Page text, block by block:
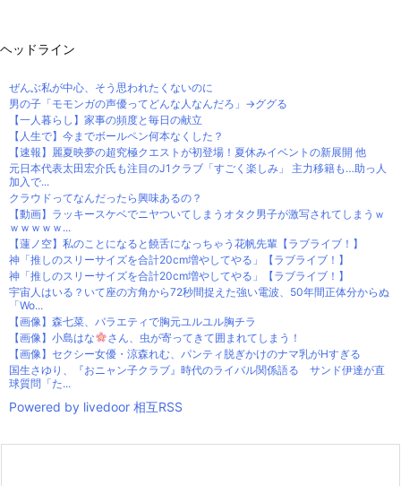
ヘッドライン
ぜんぶ私が中心、そう思われたくないのに
男の子「モモンガの声優ってどんな人なんだろ」→ググる
【一人暮らし】家事の頻度と毎日の献立
【人生で】今までボールペン何本なくした？
【速報】麗夏映夢の超究極クエストが初登場！夏休みイベントの新展開 他
元日本代表太田宏介氏も注目のJ1クラブ「すごく楽しみ」 主力移籍も…助っ人
加入で...
クラウドってなんだったら興味あるの？
【動画】ラッキースケベでニヤついてしまうオタク男子が激写されてしまうｗ
ｗｗｗｗｗ...
【蓮ノ空】私のことになると饒舌になっちゃう花帆先輩【ラブライブ！】
神「推しのスリーサイズを合計20cm増やしてやる」【ラブライブ！】
神「推しのスリーサイズを合計20cm増やしてやる」【ラブライブ！】
宇宙人はいる？いて座の方角から72秒間捉えた強い電波、50年間正体分からぬ
「Wo...
【画像】森七菜、バラエティで胸元ユルユル胸チラ
【画像】小島はな
さん、虫が寄ってきて囲まれてしまう！
【画像】セクシー女優・涼森れむ、パンティ脱ぎかけのナマ乳がHすぎる
国生さゆり、『おニャン子クラブ』時代のライバル関係語る サンド伊達が直
球質問「た...
Powered by livedoor 相互RSS